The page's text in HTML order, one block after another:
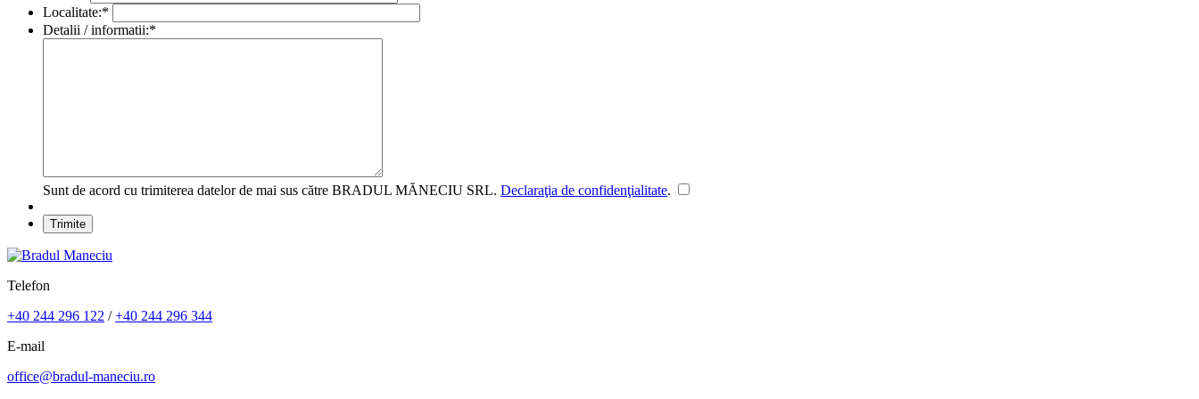
Localitate:*
Detalii / informatii:*
Sunt de acord cu trimiterea datelor de mai sus către BRADUL MĂNECIU SRL. Declaraţia de confidenţialitate.
Telefon
+40 244 296 122 /+40 244 296 344
E-mail
office@bradul-maneciu.ro